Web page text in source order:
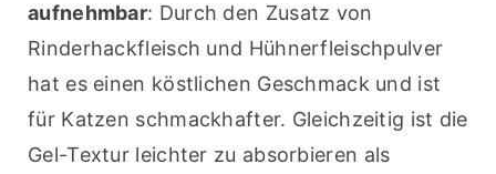
aufnehmbar: Durch den Zusatz von
Rinderhackfleisch und Hühnerfleischpulver
hat es einen köstlichen Geschmack und ist
für Katzen schmackhafter. Gleichzeitig ist die
Gel-Textur leichter zu absorbieren als